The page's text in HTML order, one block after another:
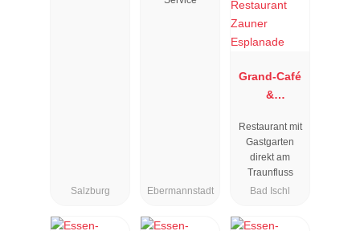
Salzburg Ebermannstadt
Grand-Café
&
Zauner
Esplanade
Restaurant mit
Gastgarten
direkt am
Traunfluss
Bad Ischl